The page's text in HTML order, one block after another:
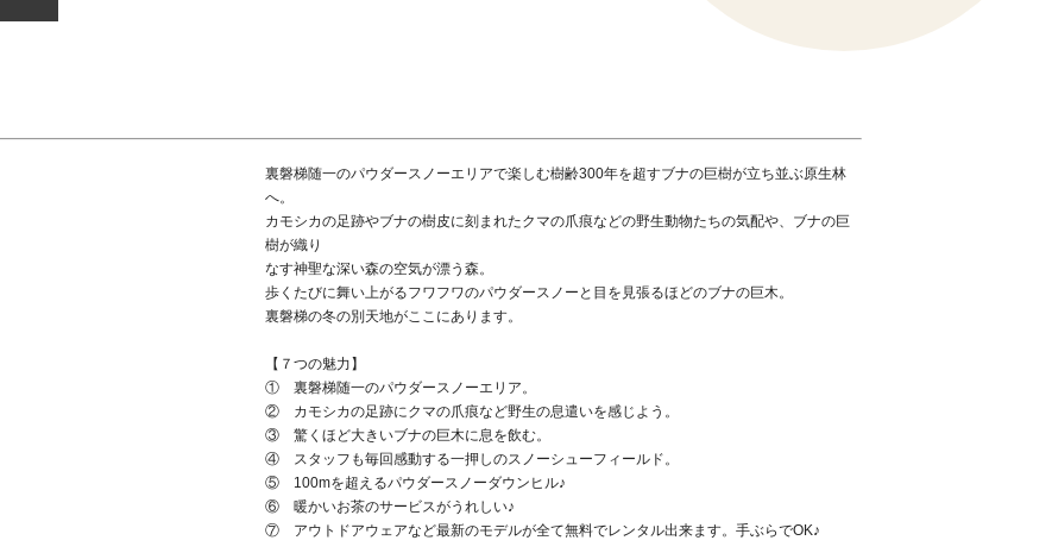
裏磐梯随一のパウダースノーエリアで楽しむ樹齢300年を超すブナの巨樹が立ち並ぶ原生林
へ。
カモシカの足跡やブナの樹皮に刻まれたクマの爪痕などの野生動物たちの気配や、ブナの巨
樹が織り
なす神聖な深い森の空気が漂う森。
歩くたびに舞い上がるフワフワのパウダースノーと目を見張るほどのブナの巨木。
裏磐梯の冬の別天地がここにあります。
【７つの魅力】
① 裏磐梯随一のパウダースノーエリア。
② カモシカの足跡にクマの爪痕など野生の息遣いを感じよう。
③ 驚くほど大きいブナの巨木に息を飲む。
④ スタッフも毎回感動する一押しのスノーシューフィールド。
⑤ 100mを超えるパウダースノーダウンヒル♪
⑥ 暖かいお茶のサービスがうれしい♪
⑦ アウトドアウェアなど最新のモデルが全て無料でレンタル出来ます。手ぶらでOK♪